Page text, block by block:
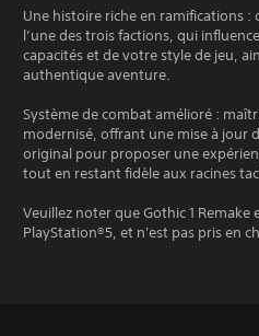
Une histoire riche en ramifications :
l’une des trois factions, qui
capacités et de votre style de jeu,
authentique aventure.
Système de combat amélioré :
modernisé, offrant une mise à jour
original pour proposer une
tout en restant fidèle aux racines
Veuillez noter que Gothic 1
PlayStation®5, et n'est pas pris en